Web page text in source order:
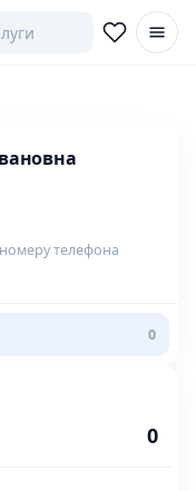
телефона
0
0